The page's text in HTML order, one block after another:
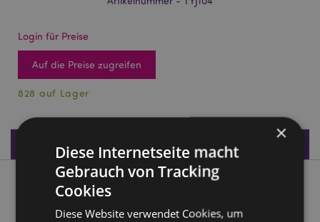
Login für Preise
Auf die Preise zugreifen
828 auf Lager
Produktdaten
Produktbeschreibung
×
Diese Internetseite macht
Gebrauch von Tracking
Cookies
Diese Website verwendet Cookies, um